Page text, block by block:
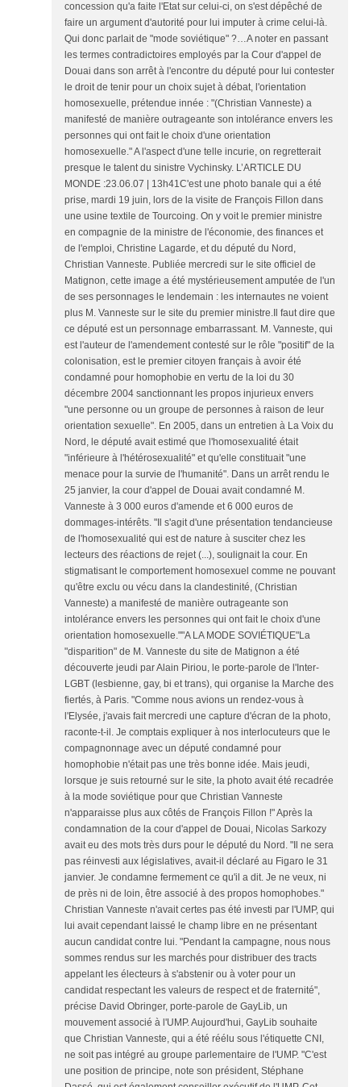
concession qu'a faite l'Etat sur celui-ci, on s'est dépêché de
faire un argument d'autorité pour lui imputer à crime celui-là.
Qui donc parlait de "mode soviétique" ?…A noter en passant
les termes contradictoires employés par la Cour d'appel de
Douai dans son arrêt à l'encontre du député pour lui contester
le droit de tenir pour un choix sujet à débat, l'orientation
homosexuelle, prétendue innée : "(Christian Vanneste) a
manifesté de manière outrageante son intolérance envers les
personnes qui ont fait le choix d'une orientation
homosexuelle." A l'aspect d'une telle incurie, on regretterait
presque le talent du sinistre Vychinsky. L’ARTICLE DU
MONDE :23.06.07 | 13h41C'est une photo banale qui a été
prise, mardi 19 juin, lors de la visite de François Fillon dans
une usine textile de Tourcoing. On y voit le premier ministre
en compagnie de la ministre de l'économie, des finances et
de l'emploi, Christine Lagarde, et du député du Nord,
Christian Vanneste. Publiée mercredi sur le site officiel de
Matignon, cette image a été mystérieusement amputée de l'un
de ses personnages le lendemain : les internautes ne voient
plus M. Vanneste sur le site du premier ministre.Il faut dire que
ce député est un personnage embarrassant. M. Vanneste, qui
est l'auteur de l'amendement contesté sur le rôle "positif" de la
colonisation, est le premier citoyen français à avoir été
condamné pour homophobie en vertu de la loi du 30
décembre 2004 sanctionnant les propos injurieux envers
"une personne ou un groupe de personnes à raison de leur
orientation sexuelle". En 2005, dans un entretien à La Voix du
Nord, le député avait estimé que l'homosexualité était
"inférieure à l'hétérosexualité" et qu'elle constituait "une
menace pour la survie de l'humanité". Dans un arrêt rendu le
25 janvier, la cour d'appel de Douai avait condamné M.
Vanneste à 3 000 euros d'amende et 6 000 euros de
dommages-intérêts. "Il s'agit d'une présentation tendancieuse
de l'homosexualité qui est de nature à susciter chez les
lecteurs des réactions de rejet (...), soulignait la cour. En
stigmatisant le comportement homosexuel comme ne pouvant
qu'être exclu ou vécu dans la clandestinité, (Christian
Vanneste) a manifesté de manière outrageante son
intolérance envers les personnes qui ont fait le choix d'une
orientation homosexuelle.""A LA MODE SOVIÉTIQUE"La
"disparition" de M. Vanneste du site de Matignon a été
découverte jeudi par Alain Piriou, le porte-parole de l'Inter-
LGBT (lesbienne, gay, bi et trans), qui organise la Marche des
fiertés, à Paris. "Comme nous avions un rendez-vous à
l'Elysée, j'avais fait mercredi une capture d'écran de la photo,
raconte-t-il. Je comptais expliquer à nos interlocuteurs que le
compagnonnage avec un député condamné pour
homophobie n'était pas une très bonne idée. Mais jeudi,
lorsque je suis retourné sur le site, la photo avait été recadrée
à la mode soviétique pour que Christian Vanneste
n'apparaisse plus aux côtés de François Fillon !" Après la
condamnation de la cour d'appel de Douai, Nicolas Sarkozy
avait eu des mots très durs pour le député du Nord. "Il ne sera
pas réinvesti aux législatives, avait-il déclaré au Figaro le 31
janvier. Je condamne fermement ce qu'il a dit. Je ne veux, ni
de près ni de loin, être associé à des propos homophobes."
Christian Vanneste n'avait certes pas été investi par l'UMP, qui
lui avait cependant laissé le champ libre en ne présentant
aucun candidat contre lui. "Pendant la campagne, nous nous
sommes rendus sur les marchés pour distribuer des tracts
appelant les électeurs à s'abstenir ou à voter pour un
candidat respectant les valeurs de respect et de fraternité",
précise David Obringer, porte-parole de GayLib, un
mouvement associé à l'UMP. Aujourd'hui, GayLib souhaite
que Christian Vanneste, qui a été réélu sous l'étiquette CNI,
ne soit pas intégré au groupe parlementaire de l'UMP. "C'est
une position de principe, note son président, Stéphane